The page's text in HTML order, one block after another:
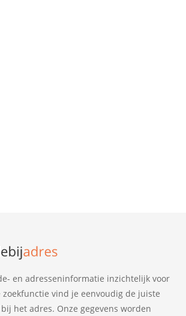
en adresseninformatie inzichtelijk voor
zoekfunctie vind je eenvoudig de juiste
het adres. Onze gegevens worden